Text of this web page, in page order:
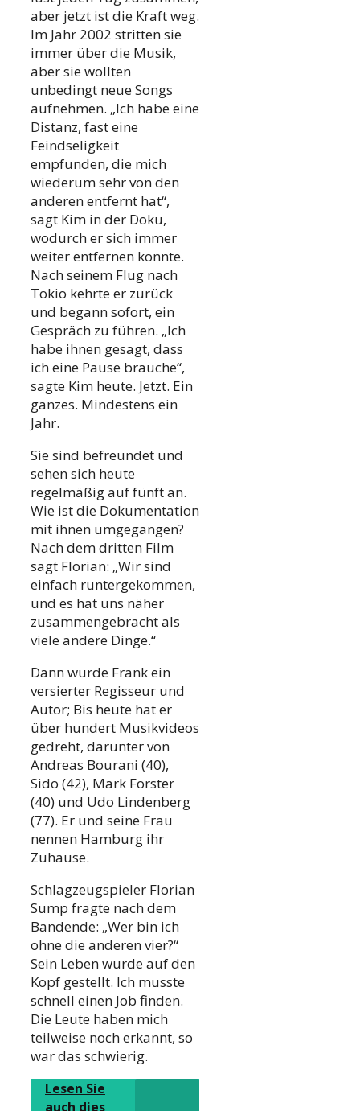
aber jetzt ist die Kraft weg.
Im Jahr 2002 stritten sie
immer über die Musik,
aber sie wollten
unbedingt neue Songs
aufnehmen. „Ich habe eine
Distanz, fast eine
Feindseligkeit
empfunden, die mich
wiederum sehr von den
anderen entfernt hat“,
sagt Kim in der Doku,
wodurch er sich immer
weiter entfernen konnte.
Nach seinem Flug nach
Tokio kehrte er zurück
und begann sofort, ein
Gespräch zu führen. „Ich
habe ihnen gesagt, dass
ich eine Pause brauche“,
sagte Kim heute. Jetzt. Ein
ganzes. Mindestens ein
Jahr.
Sie sind befreundet und
sehen sich heute
regelmäßig auf fünft an.
Wie ist die Dokumentation
mit ihnen umgegangen?
Nach dem dritten Film
sagt Florian: „Wir sind
einfach runtergekommen,
und es hat uns näher
zusammengebracht als
viele andere Dinge.“
Dann wurde Frank ein
versierter Regisseur und
Autor; Bis heute hat er
über hundert Musikvideos
gedreht, darunter von
Andreas Bourani (40),
Sido (42), Mark Forster
(40) und Udo Lindenberg
(77). Er und seine Frau
nennen Hamburg ihr
Zuhause.
Schlagzeugspieler Florian
Sump fragte nach dem
Bandende: „Wer bin ich
ohne die anderen vier?“
Sein Leben wurde auf den
Kopf gestellt. Ich musste
schnell einen Job finden.
Die Leute haben mich
teilweise noch erkannt, so
war das schwierig.
Lesen Sie
auch dies